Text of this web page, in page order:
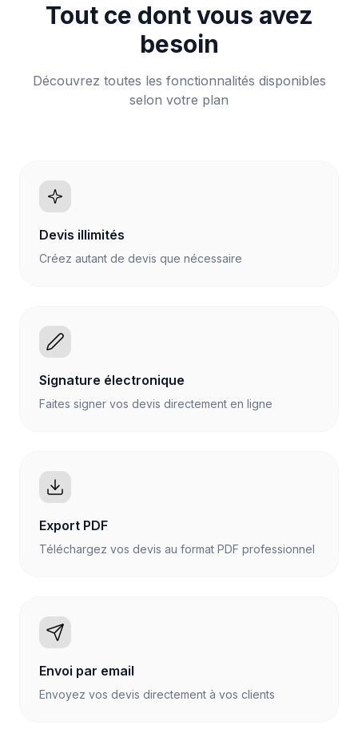
Tout ce dont vous avez
besoin
Découvrez toutes les fonctionnalités disponibles
selon votre plan
Devis illimités
Créez autant de devis que nécessaire
Signature électronique
Faites signer vos devis directement en ligne
Export PDF
Téléchargez vos devis au format PDF professionnel
Envoi par email
Envoyez vos devis directement à vos clients